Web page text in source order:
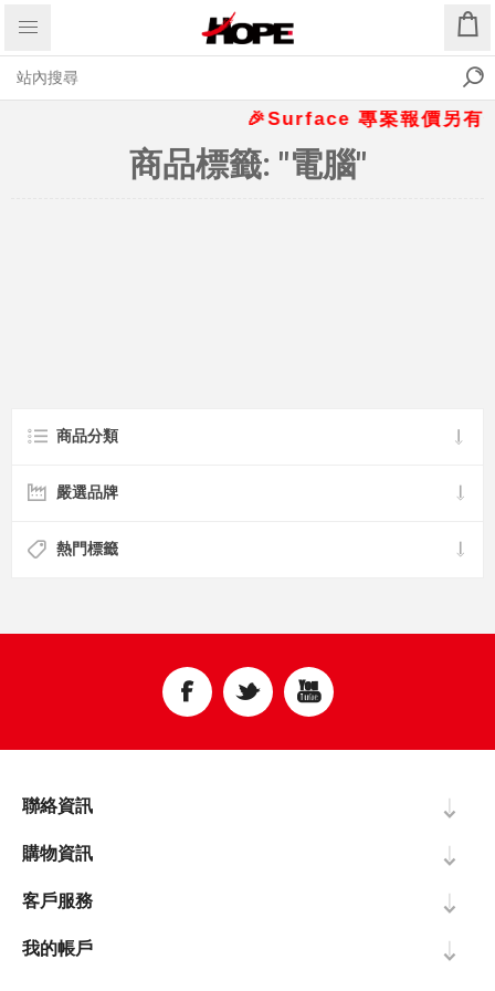
🎉Surface 專案報價另有
商品標籤: "電腦"
商品分類
嚴選品牌
熱門標籤
聯絡資訊
購物資訊
客戶服務
我的帳戶